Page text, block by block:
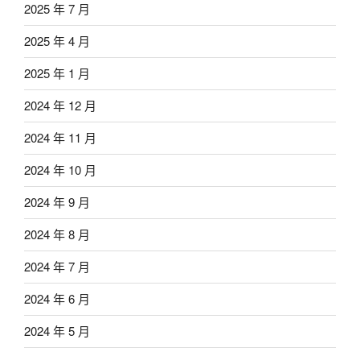
2025 年 7 月
2025 年 4 月
2025 年 1 月
2024 年 12 月
2024 年 11 月
2024 年 10 月
2024 年 9 月
2024 年 8 月
2024 年 7 月
2024 年 6 月
2024 年 5 月